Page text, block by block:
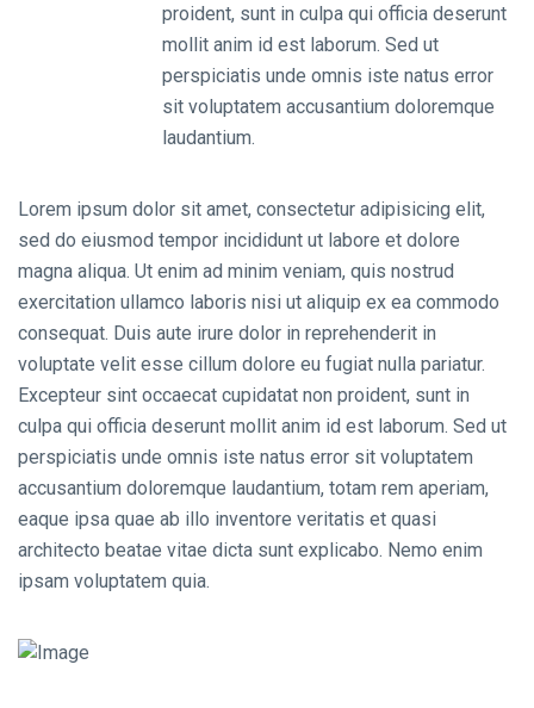
proident, sunt in culpa qui officia deserunt
mollit anim id est laborum. Sed ut
perspiciatis unde omnis iste natus error
sit voluptatem accusantium doloremque
laudantium.
Lorem ipsum dolor sit amet, consectetur adipisicing elit,
sed do eiusmod tempor incididunt ut labore et dolore
magna aliqua. Ut enim ad minim veniam, quis nostrud
exercitation ullamco laboris nisi ut aliquip ex ea commodo
consequat. Duis aute irure dolor in reprehenderit in
voluptate velit esse cillum dolore eu fugiat nulla pariatur.
Excepteur sint occaecat cupidatat non proident, sunt in
culpa qui officia deserunt mollit anim id est laborum. Sed ut
perspiciatis unde omnis iste natus error sit voluptatem
accusantium doloremque laudantium, totam rem aperiam,
eaque ipsa quae ab illo inventore veritatis et quasi
architecto beatae vitae dicta sunt explicabo. Nemo enim
ipsam voluptatem quia.